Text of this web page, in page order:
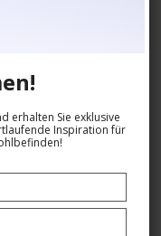
Hellviolett
erhalten Sie exklusive
Inspiration für